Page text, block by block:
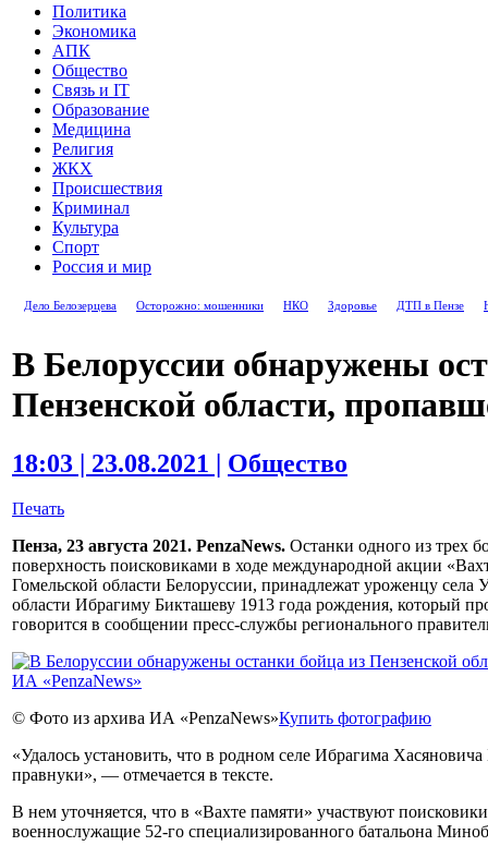
Политика
Экономика
АПК
Общество
Связь и IT
Образование
Медицина
Религия
ЖКХ
Происшествия
Криминал
Культура
Спорт
Россия и мир
Дело Белозерцева Осторожно: мошенники НКО Здоровье ДТП в Пензе
В Белоруссии обнаружены
Пензенской области,
18:03 | 23.08.2021 | Общество
Печать
Пенза, 23 августа 2021. PenzaNews. Останки одного из трех
поверхность поисковиками в ходе международной акции
Гомельской области Белоруссии, принадлежат уроженцу
области Ибрагиму Бикташеву 1913 года рождения, который
говорится в сообщении пресс-службы регионального
© Фото из архива ИА «PenzaNews»Купить фотографию
«Удалось установить, что в родном селе Ибрагима
правнуки», — отмечается в тексте.
В нем уточняется, что в «Вахте памяти» участвуют
военнослужащие 52-го специализированного батальона